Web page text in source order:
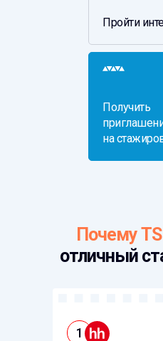
Пройти
Получить
на
1
Почему
отличный